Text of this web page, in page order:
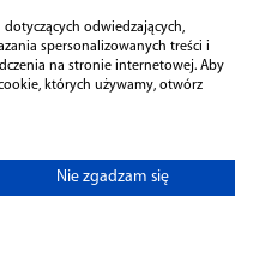
poszewki na poduszki.
cechowały się wymiarami
rozwiązanie. Spokojnie
nawet jeśli Twój model
pościelowych
odwiedzających,
spersonalizowanych treści i
na stronie internetowej. Aby
których używamy, otwórz
Nie zgadzam się